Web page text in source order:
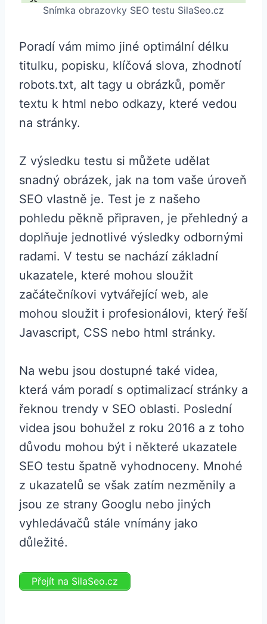
Snímka obrazovky SEO testu SilaSeo.cz
Poradí vám mimo jiné optimální délku
titulku, popisku, klíčová slova, zhodnotí
robots.txt, alt tagy u obrázků, poměr
textu k html nebo odkazy, které vedou
na stránky.
Z výsledku testu si můžete udělat
snadný obrázek, jak na tom vaše úroveň
SEO vlastně je. Test je z našeho
pohledu pěkně připraven, je přehledný a
doplňuje jednotlivé výsledky odbornými
radami. V testu se nachází základní
ukazatele, které mohou sloužit
začátečníkovi vytvářející web, ale
mohou sloužit i profesionálovi, který řeší
Javascript, CSS nebo html stránky.
Na webu jsou dostupné také videa,
která vám poradí s optimalizací stránky a
řeknou trendy v SEO oblasti. Poslední
videa jsou bohužel z roku 2016 a z toho
důvodu mohou být i některé ukazatele
SEO testu špatně vyhodnoceny. Mnohé
z ukazatelů se však zatím nezměnily a
jsou ze strany Googlu nebo jiných
vyhledávačů stále vnímány jako
důležité.
Přejít na SilaSeo.cz